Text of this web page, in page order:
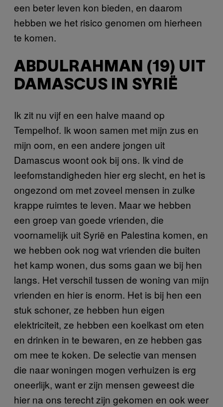
een beter leven kon bieden, en daarom
hebben we het risico genomen om hierheen
te komen.
ABDULRAHMAN (19) UIT
DAMASCUS IN SYRIË
Ik zit nu vijf en een halve maand op
Tempelhof. Ik woon samen met mijn zus en
mijn oom, en een andere jongen uit
Damascus woont ook bij ons. Ik vind de
leefomstandigheden hier erg slecht, en het is
ongezond om met zoveel mensen in zulke
krappe ruimtes te leven. Maar we hebben
een groep van goede vrienden, die
voornamelijk uit Syrië en Palestina komen, en
we hebben ook nog wat vrienden die buiten
het kamp wonen, dus soms gaan we bij hen
langs. Het verschil tussen de woning van mijn
vrienden en hier is enorm. Het is bij hen een
stuk schoner, ze hebben hun eigen
elektriciteit, ze hebben een koelkast om eten
en drinken in te bewaren, en ze hebben gas
om mee te koken. De selectie van mensen
die naar woningen mogen verhuizen is erg
oneerlijk, want er zijn mensen geweest die
hier na ons terecht zijn gekomen en ook weer